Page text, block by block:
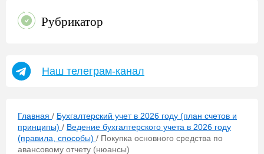
Рубрикатор
Наш телеграм-канал
Главная / Бухгалтерский учет в 2026 году (план счетов и
принципы) / Ведение бухгалтерского учета в 2026 году
(правила, способы) / Покупка основного средства по
авансовому отчету (нюансы)